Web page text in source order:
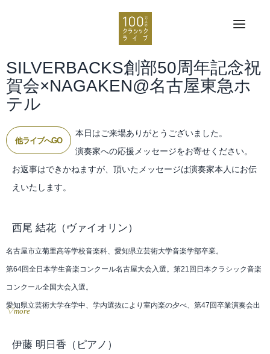
SILVERBACKS創部50周年記念祝
賀会×NAGAKEN@名古屋東急ホ
テル
他ライブへGO
本日はご来場ありがとうございました。
演奏家への応援メッセージをお寄せください。
お返事はできかねますが、頂いたメッセージは演奏家本人にお伝
えいたします。
西尾 結花 （ヴァイオリン）
名古屋市立菊里高等学校音楽科、愛知県立芸術大学音楽学部卒業。
第64回全日本学生音楽コンクール名古屋大会入選。第21回日本クラシック音楽
コンクール全国大会入選。
愛知県立芸術大学在学中、学内選抜により室内楽の夕べ、第47回卒業演奏会出
2015年Phoenix OSAQAにてジャパン・ストリングス・クァルテットのマスタ
▽more
伊藤 明日香 （ピアノ）